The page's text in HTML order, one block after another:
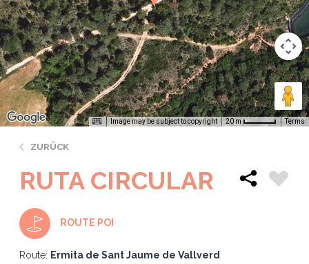
Image may be subject to copyright 20 m Terms
ZURÜCK
RUTA CIRCULAR
ROUTE POI
Route: Ermita de Sant Jaume de Vallverd